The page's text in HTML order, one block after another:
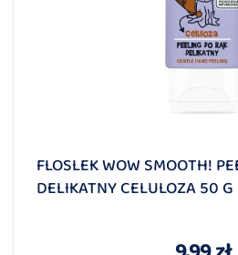
FLOSLEK WOW SMOOTH!
DELIKATNY CELULOZA 50 G